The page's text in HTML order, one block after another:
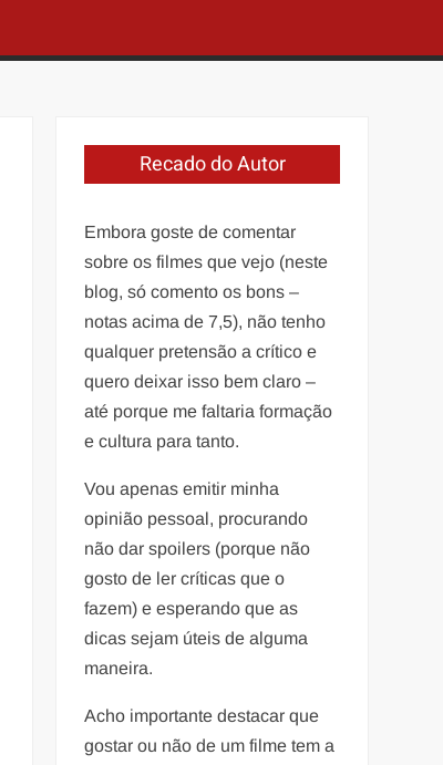
Recado do Autor
Embora goste de comentar
sobre os filmes que vejo (neste
blog, só comento os bons –
notas acima de 7,5), não tenho
qualquer pretensão a crítico e
quero deixar isso bem claro –
até porque me faltaria formação
e cultura para tanto.
Vou apenas emitir minha
opinião pessoal, procurando
não dar spoilers (porque não
gosto de ler críticas que o
fazem) e esperando que as
dicas sejam úteis de alguma
maneira.
Acho importante destacar que
gostar ou não de um filme tem a